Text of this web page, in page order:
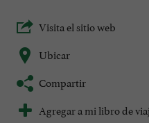
Visita el sitio web
Ubicar
Compartir
Agregar a mi libro de